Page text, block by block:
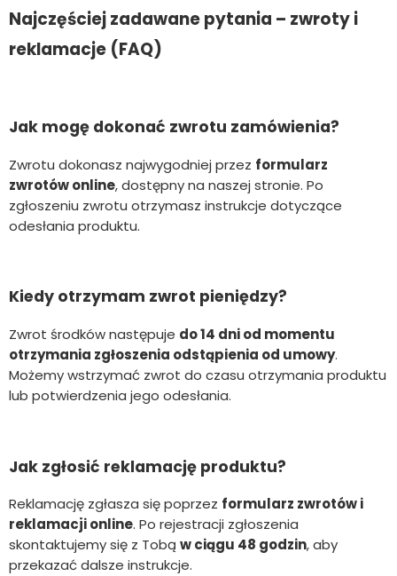
Najczęściej zadawane pytania – zwroty i
reklamacje (FAQ)
Jak mogę dokonać zwrotu zamówienia?
Zwrotu dokonasz najwygodniej przez formularz
zwrotów online, dostępny na naszej stronie. Po
zgłoszeniu zwrotu otrzymasz instrukcje dotyczące
odesłania produktu.
Kiedy otrzymam zwrot pieniędzy?
Zwrot środków następuje do 14 dni od momentu
otrzymania zgłoszenia odstąpienia od umowy.
Możemy wstrzymać zwrot do czasu otrzymania produktu
lub potwierdzenia jego odesłania.
Jak zgłosić reklamację produktu?
Reklamację zgłasza się poprzez formularz zwrotów i
reklamacji online. Po rejestracji zgłoszenia
skontaktujemy się z Tobą w ciągu 48 godzin, aby
przekazać dalsze instrukcje.